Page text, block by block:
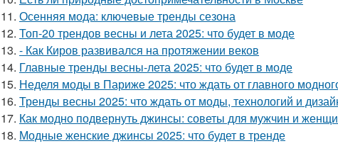
11. Осенняя мода: ключевые тренды сезона
12. Топ-20 трендов весны и лета 2025: что будет в моде
13. - Как Киров развивался на протяжении веков
14. Главные тренды весны-лета 2025: что будет в моде
15. Неделя моды в Париже 2025: что ждать от главного
16. Тренды весны 2025: что ждать от моды, технологий и
17. Как модно подвернуть джинсы: советы для мужчин и
18. Модные женские джинсы 2025: что будет в тренде